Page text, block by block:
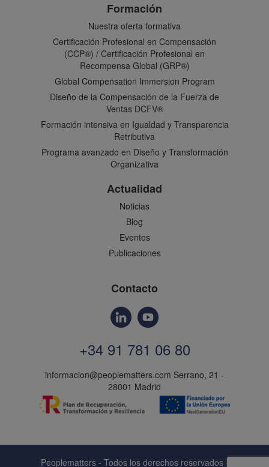
Formación
Nuestra oferta formativa
Certificación Profesional en Compensación
(CCP®) / Certificación Profesional en
Recompensa Global (GRP®)
Global Compensation Immersion Program
Diseño de la Compensación de la Fuerza de
Ventas DCFV®
Formación intensiva en Igualdad y Transparencia
Retributiva
Programa avanzado en Diseño y Transformación
Organizativa
Actualidad
Noticias
Blog
Eventos
Publicaciones
Contacto
+34 91 781 06 80
informacion@peoplematters.com Serrano, 21 -
28001 Madrid
Peoplematters - Todos los derechos reservados -